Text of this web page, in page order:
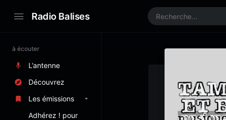
Radio Balises
à écouter
L’antenne
Découvrez
Les émissions
Adhérez ! pour